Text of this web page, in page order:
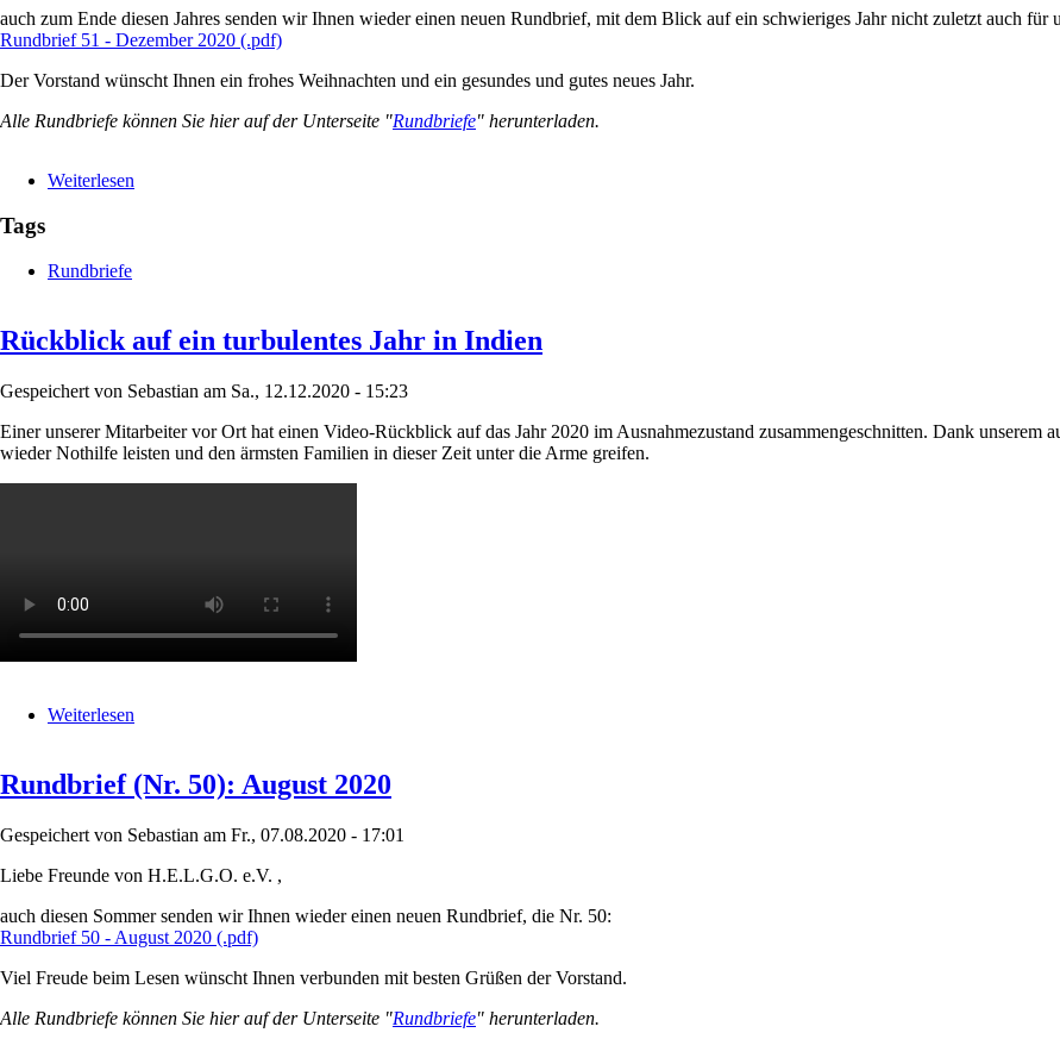
unser
Team
in
auch zum Ende diesen Jahres senden wir Ihnen wieder einen neuen Rundbrief, mit dem Blick auf ein schwieriges Jahr nicht zuletzt auch für
Rundbrief 51 - Dezember 2020 (.pdf)
Der Vorstand wünscht Ihnen ein frohes Weihnachten und ein gesundes und gutes neues Jahr.
Alle Rundbriefe können Sie hier auf der Unterseite "Rundbriefe" herunterladen.
Weiterlesen
Tags
Rundbriefe
Rückblick auf ein turbulentes Jahr in Indien
Gespeichert von Sebastian am Sa., 12.12.2020 - 15:23
Einer unserer Mitarbeiter vor Ort hat einen Video-Rückblick auf das Jahr 2020 im Ausnahmezustand zusammengeschnitten. Dank
wieder Nothilfe leisten und den ärmsten Familien in dieser Zeit unter die Arme greifen.
Weiterlesen
ein
turbulentes
in
Indien
Rundbrief (Nr. 50): August 2020
Gespeichert von Sebastian am Fr., 07.08.2020 - 17:01
Liebe Freunde von H.E.L.G.O. e.V. ,
auch diesen Sommer senden wir Ihnen wieder einen neuen Rundbrief, die Nr. 50:
Rundbrief 50 - August 2020 (.pdf)
Viel Freude beim Lesen wünscht Ihnen verbunden mit besten Grüßen der Vorstand.
Alle Rundbriefe können Sie hier auf der Unterseite "Rundbriefe" herunterladen.